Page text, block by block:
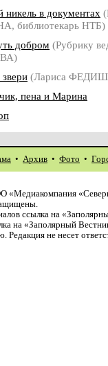
никель в документах
библиотекарь НТБ)
добром (Рубрику
(Лариса
пена и Марина
• Архив • Фото •
«Медиакомпания
ссылка на
на «Заполярный
Редакция не несет